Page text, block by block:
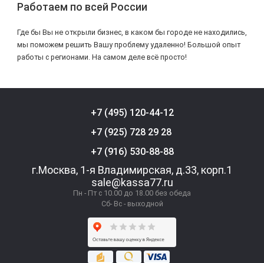
Работаем по всей России
Где бы Вы не открыли бизнес, в каком бы городе не находились,
мы поможем решить Вашу проблему удаленно! Большой опыт
работы с регионами. На самом деле всё просто!
+7 (495) 120-44-12
+7 (925) 728 29 28
+7 (916) 530-88-88
г.Москва, 1-я Владимирская, д.33, корп.1
sale@kassa77.ru
Пн - Пт с 10.00 до 18.00 без обеда
Сб- Вс - выходной